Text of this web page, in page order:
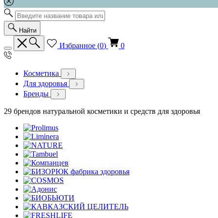
Найти
Избранное (0) 0
Косметика
Для здоровья
Бренды
29 брендов натуральной косметики и средств для здоровья